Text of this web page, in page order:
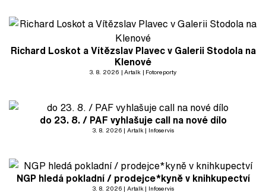
Richard Loskot a Vítězslav Plavec v Galerii Stodola na
Klenové
3. 8. 2026 Artalk Fotoreporty
do 23. 8. / PAF vyhlašuje call na nové dílo
3. 8. 2026 Artalk Infoservis
NGP hledá pokladní / prodejce*kyně v knihkupectví
3. 8. 2026 Artalk Infoservis